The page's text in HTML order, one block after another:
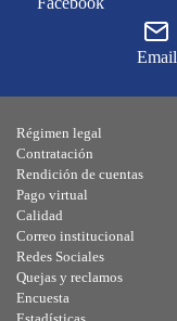
Email
Régimen legal
Contratación
Rendición de cuentas
Pago virtual
Calidad
Correo institucional
Redes Sociales
Quejas y reclamos
Encuesta